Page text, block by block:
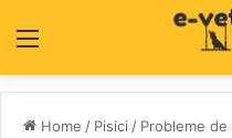
Home / Pisici / Probleme